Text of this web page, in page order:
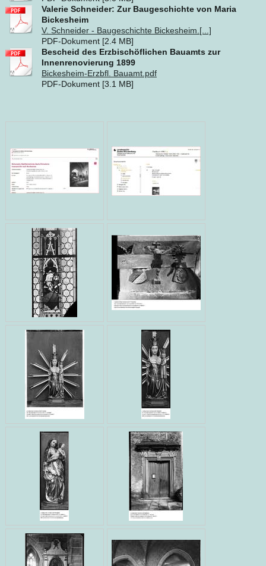
Valerie Schneider: Zur Baugeschichte von Maria
Bickesheim
V. Schneider - Baugeschichte Bickesheim.[...]
PDF-Dokument [2.4 MB]
Bescheid des Erzbischöflichen Bauamts zur
Innenrenovierung 1899
Bickesheim-Erzbfl. Bauamt.pdf
PDF-Dokument [3.1 MB]